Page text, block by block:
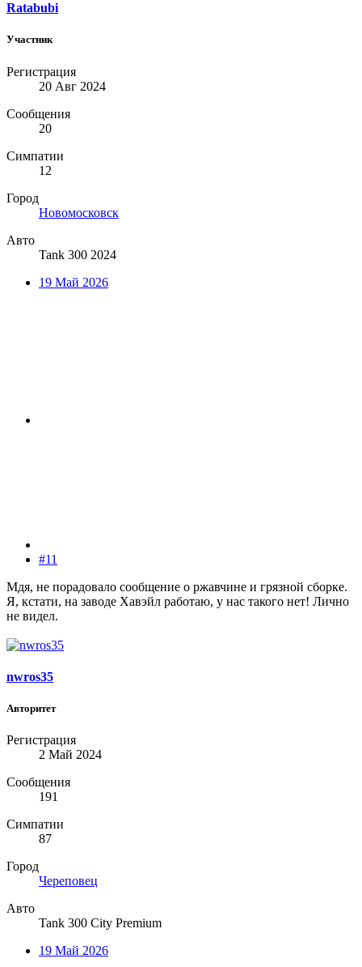
Ratabubi
Участник
Регистрация
20 Авг 2024
Сообщения
20
Симпатии
12
Город
Новомосковск
Авто
Tank 300 2024
19 Май 2026
#11
Мдя, не порадовало сообщение о ржавчине и грязной сборке.
Я, кстати, на заводе Хавэйл работаю, у нас такого нет! Лично
не видел.
nwros35
Авторитет
Регистрация
2 Май 2024
Сообщения
191
Симпатии
87
Город
Череповец
Авто
Tank 300 City Premium
19 Май 2026